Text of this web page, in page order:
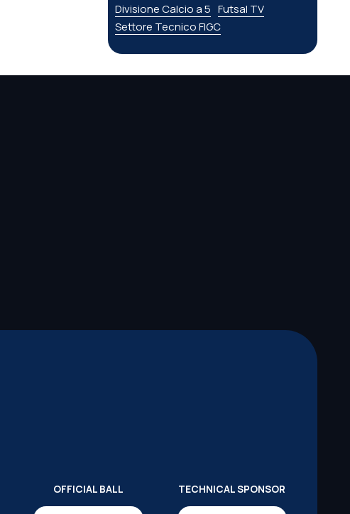
Divisione Calcio a 5 Futsal TV
Settore Tecnico FIGC
OFFICIAL BALL TECHNICAL SPONSOR